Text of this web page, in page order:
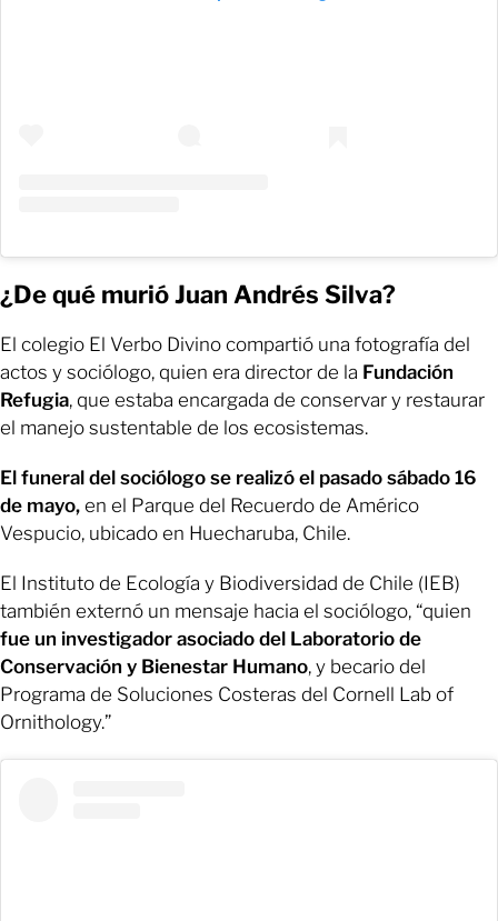
¿De qué murió Juan Andrés Silva?
El colegio El Verbo Divino compartió una fotografía del
actos y sociólogo, quien era director de la Fundación
Refugia, que estaba encargada de conservar y restaurar
el manejo sustentable de los ecosistemas.
El funeral del sociólogo se realizó el pasado sábado 16
de mayo, en el Parque del Recuerdo de Américo
Vespucio, ubicado en Huecharuba, Chile.
El Instituto de Ecología y Biodiversidad de Chile (IEB)
también externó un mensaje hacia el sociólogo, “quien
fue un investigador asociado del Laboratorio de
Conservación y Bienestar Humano, y becario del
Programa de Soluciones Costeras del Cornell Lab of
Ornithology.”